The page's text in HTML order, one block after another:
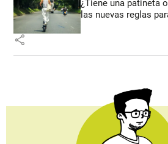
¿Tiene una patineta
las nuevas reglas
share